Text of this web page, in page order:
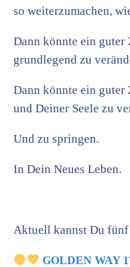
so weiterzumachen,
Dann könnte ein guter
grundlegend zu
Dann könnte ein
und Deiner Seele zu
Und zu springen.
In Dein Neues Leben.
Aktuell kannst Du fünf
GOLDEN WAY